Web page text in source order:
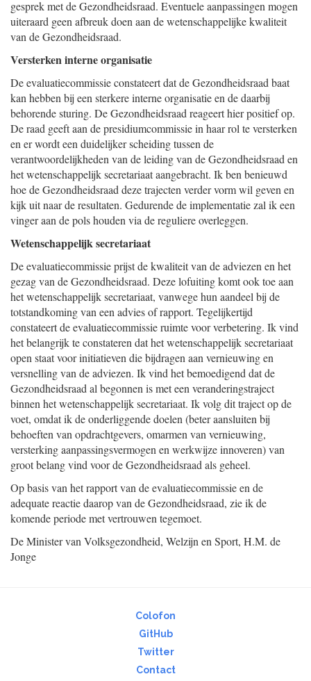
gesprek met de Gezondheidsraad. Eventuele aanpassingen mogen
uiteraard geen afbreuk doen aan de wetenschappelijke kwaliteit
van de Gezondheidsraad.
Versterken interne organisatie
De evaluatiecommissie constateert dat de Gezondheidsraad baat
kan hebben bij een sterkere interne organisatie en de daarbij
behorende sturing. De Gezondheidsraad reageert hier positief op.
De raad geeft aan de presidiumcommissie in haar rol te versterken
en er wordt een duidelijker scheiding tussen de
verantwoordelijkheden van de leiding van de Gezondheidsraad en
het wetenschappelijk secretariaat aangebracht. Ik ben benieuwd
hoe de Gezondheidsraad deze trajecten verder vorm wil geven en
kijk uit naar de resultaten. Gedurende de implementatie zal ik een
vinger aan de pols houden via de reguliere overleggen.
Wetenschappelijk secretariaat
De evaluatiecommissie prijst de kwaliteit van de adviezen en het
gezag van de Gezondheidsraad. Deze lofuiting komt ook toe aan
het wetenschappelijk secretariaat, vanwege hun aandeel bij de
totstandkoming van een advies of rapport. Tegelijkertijd
constateert de evaluatiecommissie ruimte voor verbetering. Ik vind
het belangrijk te constateren dat het wetenschappelijk secretariaat
open staat voor initiatieven die bijdragen aan vernieuwing en
versnelling van de adviezen. Ik vind het bemoedigend dat de
Gezondheidsraad al begonnen is met een veranderingstraject
binnen het wetenschappelijk secretariaat. Ik volg dit traject op de
voet, omdat ik de onderliggende doelen (beter aansluiten bij
behoeften van opdrachtgevers, omarmen van vernieuwing,
versterking aanpassingsvermogen en werkwijze innoveren) van
groot belang vind voor de Gezondheidsraad als geheel.
Op basis van het rapport van de evaluatiecommissie en de
adequate reactie daarop van de Gezondheidsraad, zie ik de
komende periode met vertrouwen tegemoet.
De Minister van Volksgezondheid, Welzijn en Sport, H.M. de
Jonge
Colofon
GitHub
Twitter
Contact